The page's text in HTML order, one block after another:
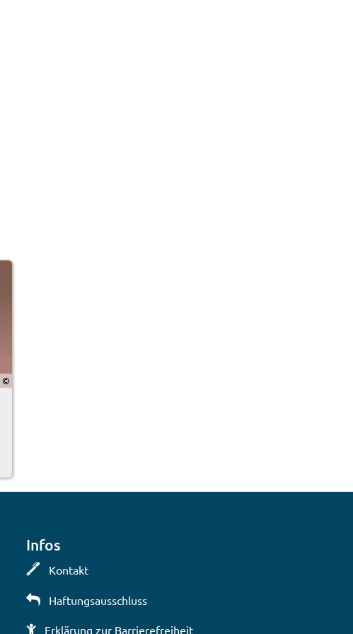
Infos
Kontakt
Haftungsausschluss
Erklärung zur Barrierefreiheit